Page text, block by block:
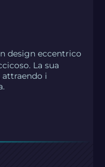
design eccentrico
La sua
attraendo i